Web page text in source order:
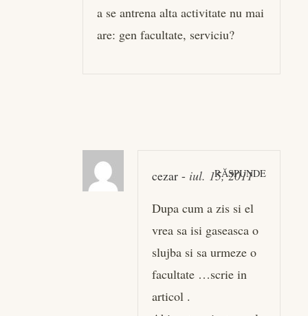
a se antrena alta activitate nu mai
are: gen facultate, serviciu?
cezar - iul. 15, 2011
RĂSPUNDE
Dupa cum a zis si el
vrea sa isi gaseasca o
slujba si sa urmeze o
facultate …scrie in
articol .